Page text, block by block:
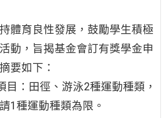
體育良性發展，鼓勵學生積極
動，旨揭基金會訂有獎學金申
要如下：
目：田徑、游泳2種運動種類，
1種運動種類為限。